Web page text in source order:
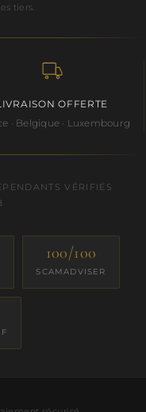
tiers.
OFFERTE
· Belgique · Luxembourg
VÉRIFIÉS
100/100
SCAMADVISER